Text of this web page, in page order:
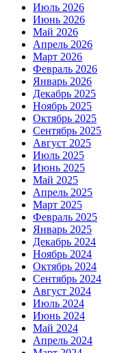
Июль 2026
Июнь 2026
Май 2026
Апрель 2026
Март 2026
Февраль 2026
Январь 2026
Декабрь 2025
Ноябрь 2025
Октябрь 2025
Сентябрь 2025
Август 2025
Июль 2025
Июнь 2025
Май 2025
Апрель 2025
Март 2025
Февраль 2025
Январь 2025
Декабрь 2024
Ноябрь 2024
Октябрь 2024
Сентябрь 2024
Август 2024
Июль 2024
Июнь 2024
Май 2024
Апрель 2024